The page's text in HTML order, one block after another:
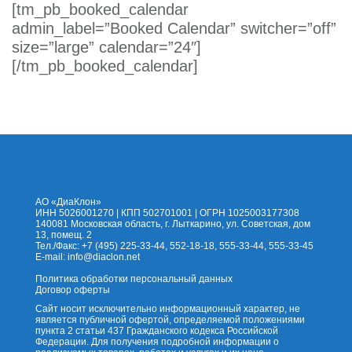
an
appointment
[tm_pb_booked_calendar
admin_label=”Booked Calendar” switcher=”off”
size=”large” calendar=”24″]
[/tm_pb_booked_calendar]
АО «ДиаКлон»
ИНН 5026001270 | КПП 502701001 | ОГРН 1025003177308
140081 Московская область, г. Лыткарино, ул. Советская, дом
13, помещ. 2
Тел./Факс: +7 (495) 225-33-44, 552-18-18, 555-33-44, 555-33-45
E-mail: info@diaclon.net
Политика обработки персональный данных
Договор оферты
Сайт носит исключительно информационный характер, не
является публичной офертой, определяемой положениями
пункта 2 статьи 437 Гражданского кодекса Российской
Федерации. Для получения подробной информации о